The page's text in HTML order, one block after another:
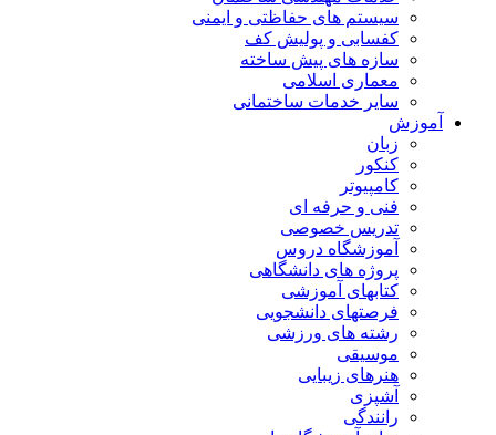
سیستم های حفاظتی و ایمنی
کفسابی و پولیش کف
سازه های پیش ساخته
معماری اسلامی
سایر خدمات ساختمانی
آموزش
زبان
کنکور
کامپیوتر
فنی و حرفه ای
تدریس خصوصی
آموزشگاه دروس
پروژه های دانشگاهی
کتابهای آموزشی
فرصتهای دانشجویی
رشته های ورزشی
موسیقی
هنرهای زیبایی
آشپزی
رانندگی